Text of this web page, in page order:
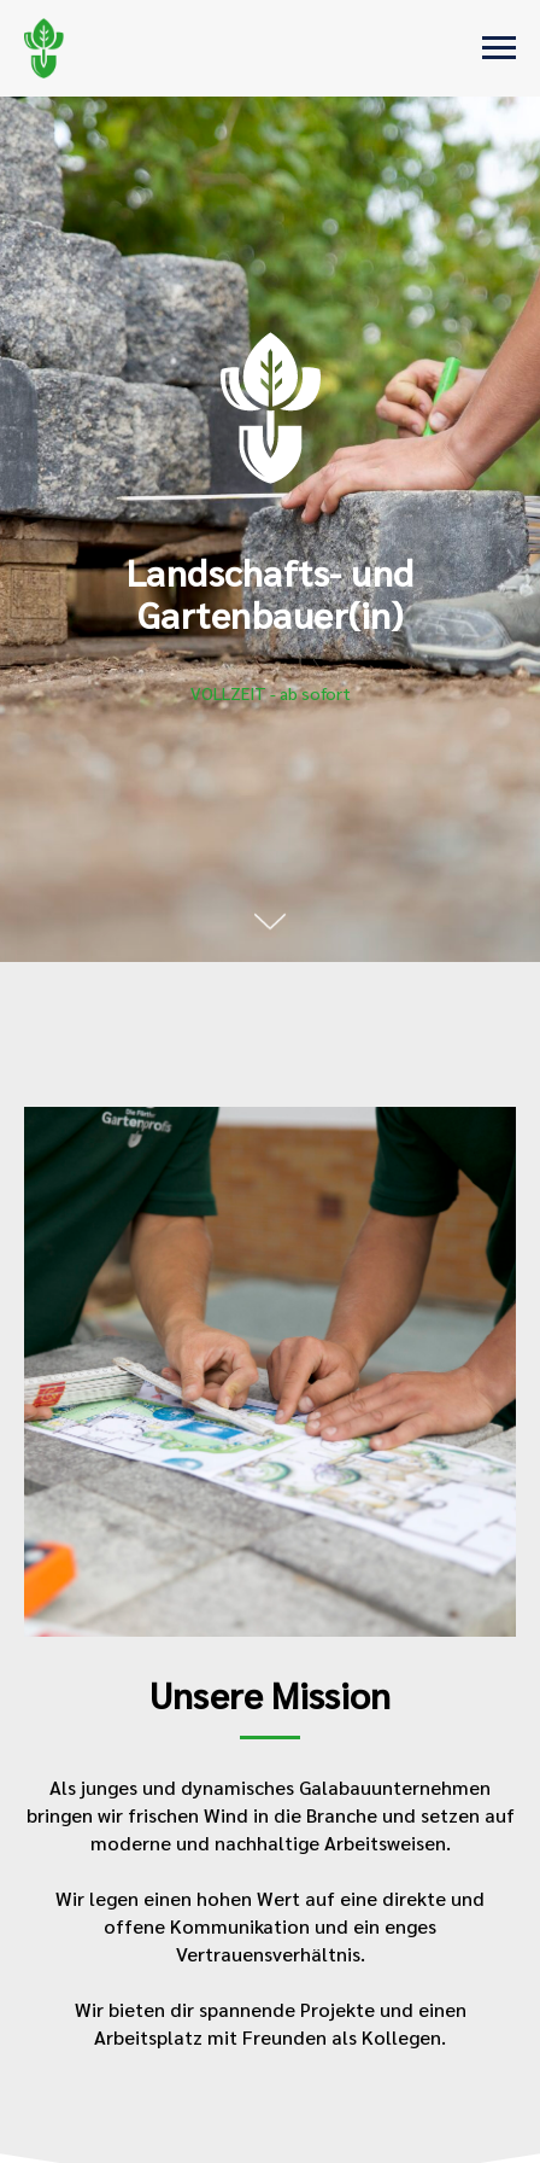
Landschafts- und
Gartenbauer(in)
VOLLZEIT - ab sofort
Unsere Mission
Als junges und dynamisches Galabauunternehmen
bringen wir frischen Wind in die Branche und setzen auf
moderne und nachhaltige Arbeitsweisen.
Wir legen einen hohen Wert auf eine direkte und
offene Kommunikation und ein enges
Vertrauensverhältnis.
Wir bieten dir spannende Projekte und einen
Arbeitsplatz mit Freunden als Kollegen.